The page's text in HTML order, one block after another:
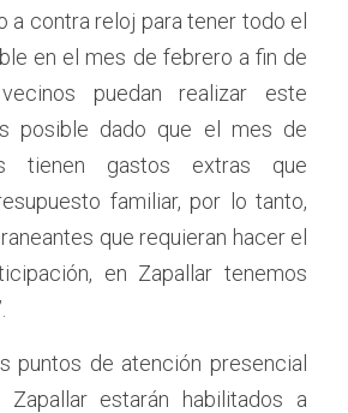
a contra reloj para tener todo el
en el mes de febrero a fin de
puedan realizar este
posible dado que el mes de
tienen gastos extras que
familiar, por lo tanto,
que requieran hacer el
en Zapallar tenemos
puntos de atención presencial
estarán habilitados a